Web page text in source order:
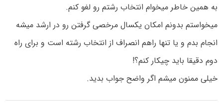
به همین خاطر میخوام انتخاب رشتم رو لغو کنم.
میخواستم بدونم امکان یکسال مرخصی گرفتن رو در ارشد میشه
انجام بدم و یا تنها راهم انصراف از انتخاب رشته است و برای راه
دوم دقیقا باید چیکار کنم؟!
خیلی ممنون میشم اگر واضح جواب بدید.